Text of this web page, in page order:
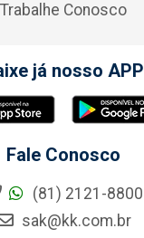
Trabalhe Conosco
já nosso APP
Fale Conosco
(81) 2121-8800
sak@kk.com.br